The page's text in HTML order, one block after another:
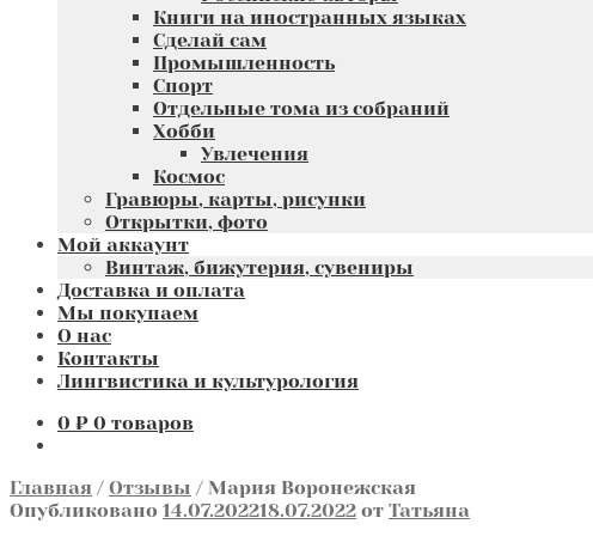
Книги на иностранных языках
Сделай сам
Промышленность
Спорт
Отдельные тома из собраний
Хобби
Увлечения
Космос
Гравюры, карты, рисунки
Открытки, фото
Мой аккаунт
Винтаж, бижутерия, сувениры
Доставка и оплата
Мы покупаем
О нас
Контакты
Лингвистика и культурология
0 ₽ 0 товаров
Главная / Отзывы / Мария Воронежская
Опубликовано 14.07.202218.07.2022 от Татьяна